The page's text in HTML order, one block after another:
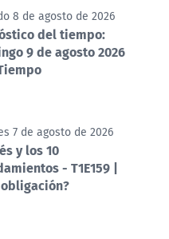
8 de agosto de 2026
del tiempo:
9 de agosto 2026
7 de agosto de 2026
y los 10
- T1E159 |